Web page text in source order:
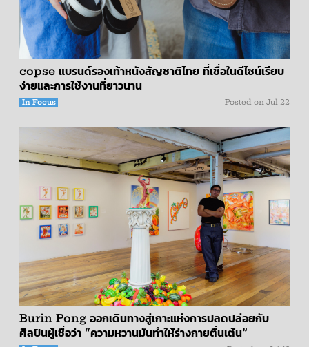
copse แบรนด์รองเท้าหนังสัญชาติไทย ที่เชื่อในดีไซน์เรียบ
ง่ายและการใช้งานที่ยาวนาน
In Focus Posted on Jul 22
Burin Pong ออกเดินทางสู่เกาะแห่งการปลดปล่อยกับ
ศิลปินผู้เชื่อว่า “ความหวานมันทำให้ร่างกายตื่นเต้น”